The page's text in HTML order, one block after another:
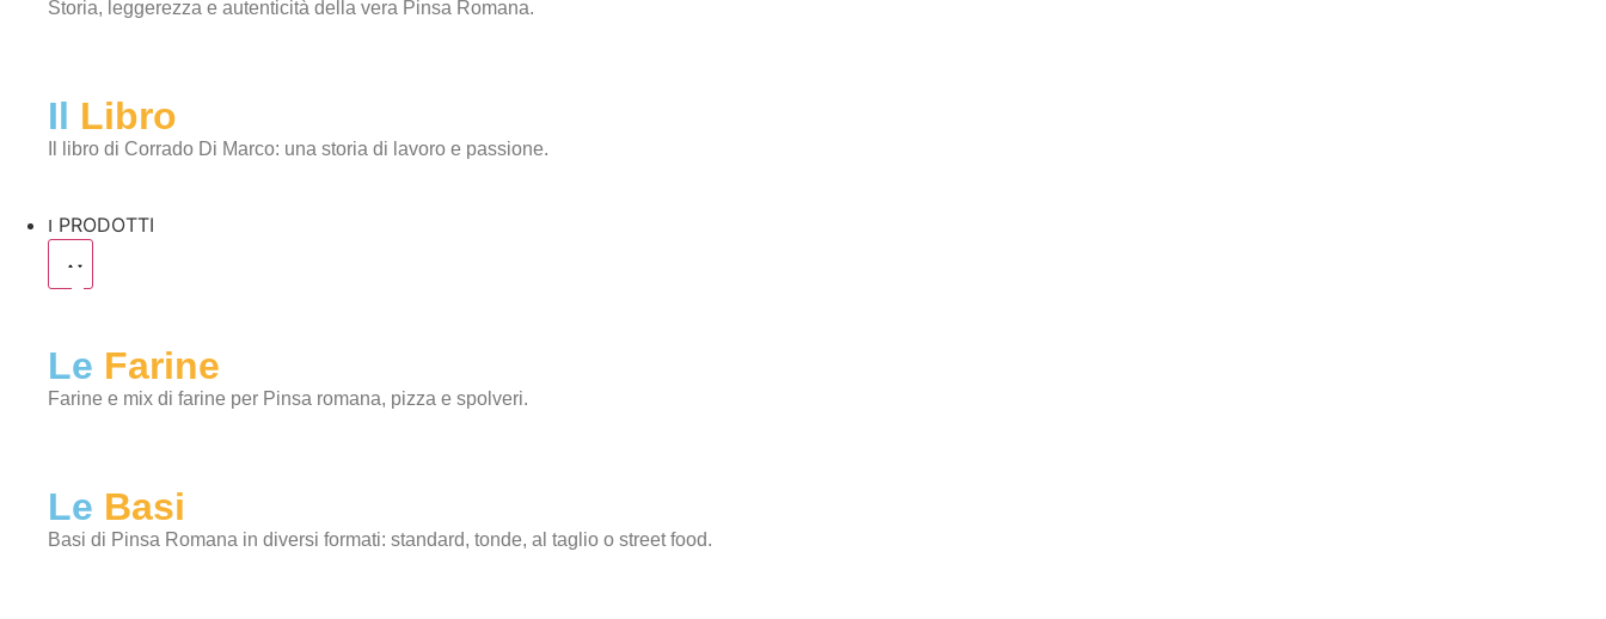
Storia, leggerezza e autenticità della vera Pinsa Romana.
Il Libro
Il libro di Corrado Di Marco: una storia di lavoro e passione.
I PRODOTTI
Le Farine
Farine e mix di farine per Pinsa romana, pizza e spolveri.
Le Basi
Basi di Pinsa Romana in diversi formati: standard, tonde, al taglio o street food.